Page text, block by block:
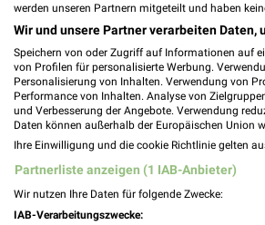
werden unseren Partnern mitgeteilt und haben
Wir und unsere Partner verarbeiten Daten,
Speichern von oder Zugriff auf Informationen auf
von Profilen für personalisierte Werbung.
Personalisierung von Inhalten. Verwendung von
Performance von Inhalten. Analyse von
und Verbesserung der Angebote. Verwendung
Daten können außerhalb der Europäischen Union
Ihre Einwilligung und die cookie Richtlinie gelten
Partnerliste anzeigen (1 IAB-Anbieter)
Wir nutzen Ihre Daten für folgende Zwecke:
IAB-Verarbeitungszwecke: